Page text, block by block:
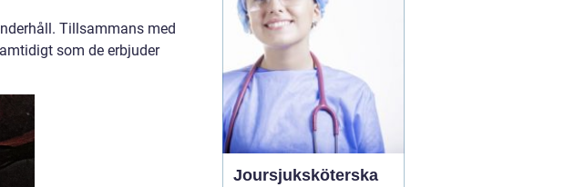
Tillsammans med
som de erbjuder
utförs rätt får du
produkter som håller
länge, tål...
Joursjuksköterska